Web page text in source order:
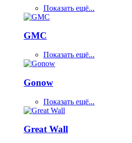
Показать ещё...
GMC
Показать ещё...
Gonow
Показать ещё...
Great Wall